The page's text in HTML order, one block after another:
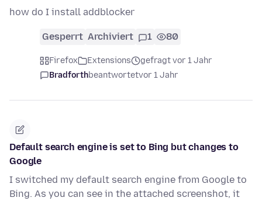
how do I install addblocker
Gesperrt Archiviert 1 80
Firefox Extensions
gefragt vor 1 Jahr
Bradforthbeantwortetvor 1 Jahr
Default search engine is set to Bing but changes to
Google
I switched my default search engine from Google to
Bing. As you can see in the attached screenshot, it